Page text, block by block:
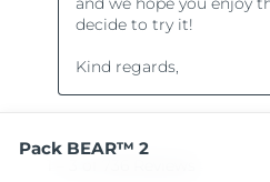
Pack BEAR™ 2